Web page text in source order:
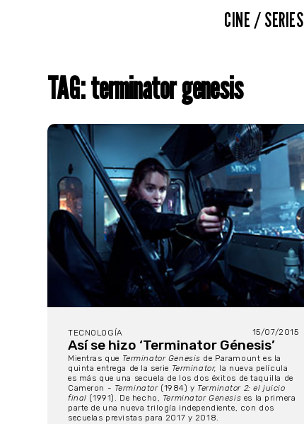
CINE / SERIES
TAG: terminator genesis
TECNOLOGÍA 15/07/2015
Así se hizo ‘Terminator Génesis’
Mientras que Terminator Genesis de Paramount es la
quinta entrega de la serie Terminator, la nueva película
es más que una secuela de los dos éxitos de taquilla de
Cameron - Terminator(1984) y Terminator 2: el juicio
final (1991). De hecho, Terminator Genesis es la primera
parte de una nueva trilogía independiente, con dos
secuelas previstas para 2017 y 2018.